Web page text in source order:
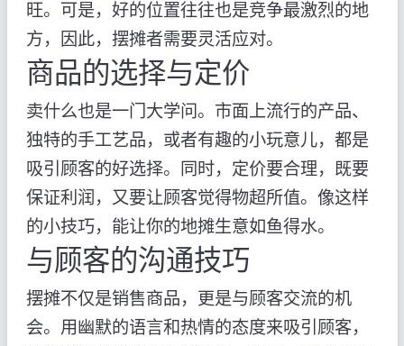
旺。可是，好的位置往往也是竞争最激烈的地
方，因此，摆摊者需要灵活应对。
商品的选择与定价
卖什么也是一门大学问。市面上流行的产品、
独特的手工艺品，或者有趣的小玩意儿，都是
吸引顾客的好选择。同时，定价要合理，既要
保证利润，又要让顾客觉得物超所值。像这样
的小技巧，能让你的地摊生意如鱼得水。
与顾客的沟通技巧
摆摊不仅是销售商品，更是与顾客交流的机
会。用幽默的语言和热情的态度来吸引顾客，